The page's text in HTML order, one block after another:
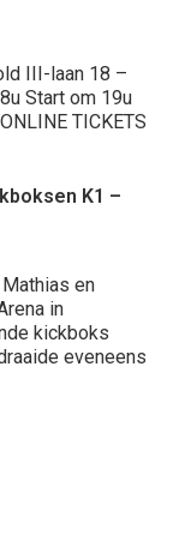
III-laan 18 –
Start om 19u
TICKETS
K1 –
en
in
kickboks
eveneens